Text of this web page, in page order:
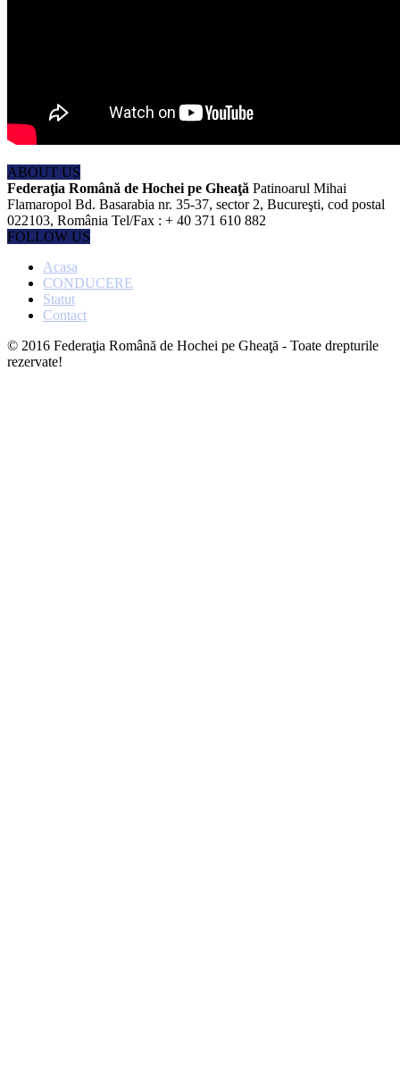
ABOUT US
Federaţia Română de Hochei pe Gheaţă Patinoarul Mihai
Flamaropol Bd. Basarabia nr. 35-37, sector 2, Bucureşti, cod postal
022103, România Tel/Fax : + 40 371 610 882
FOLLOW US
Acasa
CONDUCERE
Statut
Contact
© 2016 Federaţia Română de Hochei pe Gheaţă - Toate drepturile
rezervate!